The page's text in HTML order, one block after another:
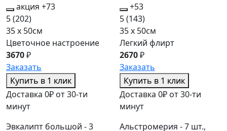
акция +73
5(202)
35 x 50см
Цветочное настроение
3670₽
Заказать
Купить в 1 клик
Доставка 0₽ от 30-ти
минут
Эвкалипт большой - 3
+53
5(143)
35 x 50см
Легкий флирт
2670₽
Заказать
Купить в 1 клик
Доставка 0₽ от 30-ти
минут
Альстромерия - 7 шт.,